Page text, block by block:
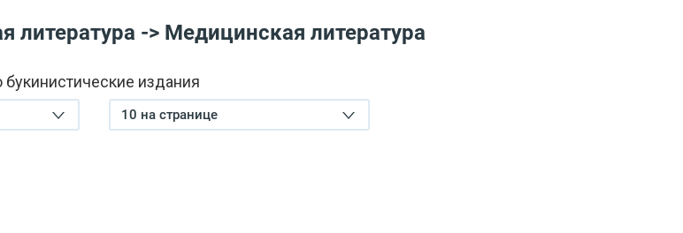
литература -> Медицинская литература
издания
10 на странице